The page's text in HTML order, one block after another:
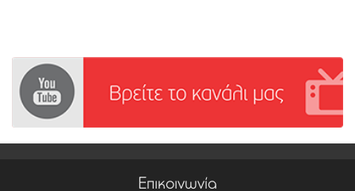
Επικοινωνία